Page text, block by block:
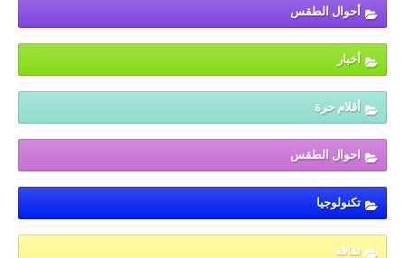
أحوال الطقس
أخبار
أقلام حرة
احوال الطقس
تكنولوجيا
ثقافة